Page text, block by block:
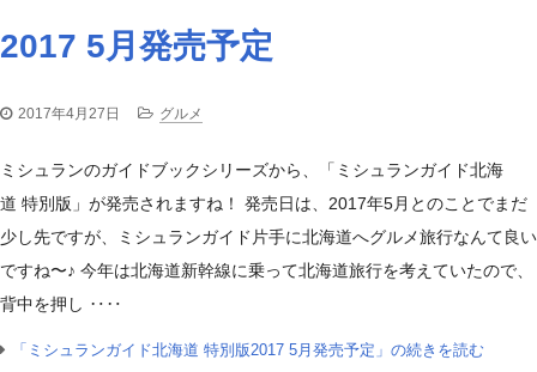
2017 5月発売予定
2017年4月27日 グルメ
ミシュランのガイドブックシリーズから、「ミシュランガイド北海
道 特別版」が発売されますね！ 発売日は、2017年5月とのことでまだ
少し先ですが、ミシュランガイド片手に北海道へグルメ旅行なんて良い
ですね〜♪ 今年は北海道新幹線に乗って北海道旅行を考えていたので、
背中を押し ‥‥
「ミシュランガイド北海道 特別版2017 5月発売予定」の続きを読む